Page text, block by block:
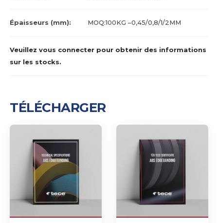
Épaisseurs (mm): MOQ:100KG –0,45/0,8/1/2MM
Veuillez vous connecter pour obtenir des informations
sur les stocks.
TÉLÉCHARGER